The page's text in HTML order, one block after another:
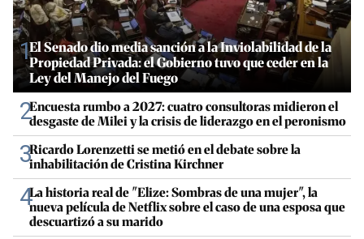
1El Senado dio media sanción a la Inviolabilidad de la
Propiedad Privada: el Gobierno tuvo que ceder en la
Ley del Manejo del Fuego
2Encuesta rumbo a 2027: cuatro consultoras midieron el
desgaste de Milei y la crisis de liderazgo en el peronismo
3Ricardo Lorenzetti se metió en el debate sobre la
inhabilitación de Cristina Kirchner
4La historia real de "Elize: Sombras de una mujer", la
nueva película de Netflix sobre el caso de una esposa que
descuartizó a su marido